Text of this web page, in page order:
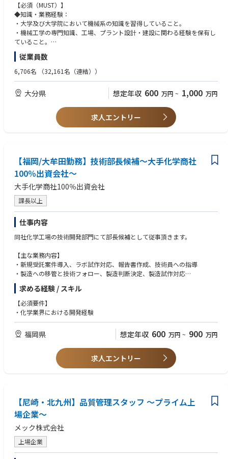
<部署のミッションにおけるポジションの位置づけ>
実務担当者としてプラントエンジニアリング業務を実施するポジション。
将来的には部下を率いてエンジニアリング業務を推進する役割を期待しま
す。
<職務内容>
(雇入れ直後)
・工場の増産・改良工事あるいは新規工場の建設の機械設計担当者とし
て、製造プロセス、設備予算、工期を意識しながら、設計業務を行う。設
計業務にあたっては、中長期の工場インフラ整備の視点を持ち、機械工学
・各種設備メーカーとの調整や発注業務、ならびに工事会社との調整も行
う。新規工場等の建設においては、基本計画段階からの機械設計業務およ
<やりがい>
成長ドライバーと位置づけられるアグロ＆ライフソリューション部門の主
力工場である大分工場において、
・企画・開発の初期段階からプロジェクトに関わり、自分の意見やアイデ
ィアを提案し織り込むことができます。
・機械設備の専門知識に加え、プロジェクト全体の流れや関係部門との連
携など、幅広い知識や経験を積むことができます。
・建設したプラントの完成後も、運転状況の確認や設備改造、不具合対応
など、長期的にプロジェクトに携わることで、機械エンジニアとしてのキ
ャリア向上が実感できます。
<キャリアパス>
工場・研究所の建設および機械設備の設計・保全・工事・運用に関する業
務を担当する。将来的には、これらの方針や戦略立案の一部を担い、生産
技術や、工務、エンジニアリング部の部門責任者となるキャリアパスを提
供する。
【必須（MUST）】
◆知識・業務経験：
・大学及び大学院において機械系の知識を習得していること。
・機械工学の専門知識、工場、プラント設計・建設に関わる経験を保有し
ていること。
・環境、保安、安全関係法令について一定の知識・経験を持っているこ
と。
◆人物像：コミュニケーション能力が高く、調整力、プレゼンテーション
◆学歴：大卒以上
【歓迎（WANT）】
◆知識・業務経験：
・化学又は石油化学系、医薬系のプラントの計装設計または保全業務経験
士、などの資格があればなお良い。
従業員数
6,706名 （32,161名（連結））
大分県 想定年収 600 万円 ~ 1,000 万円
求人エントリー
【福岡/大牟田勤務】技術部長候補～大手化学商社
100％出資会社～
大手化学商社100％出資会社
課長以上
仕事内容
同社化学工場の技術開発部門にて部長候補として従事頂きます。
【主な業務内容】
・新規受託案件導入、ラボ試作対応、報告書作成、技術員への指導
・製造への移管と技術フォロー、製造判断決定、製造試作対応
・分析・検査対応、品質保証、オリジナル製品開発、ISO対応
・営業との対応、顧客対応、展示会・宣伝活動の支援等
求める経験 / スキル
【必須要件】
・化学業界における開発経験
福岡県 想定年収 600 万円 ~ 900 万円
求人エントリー
【尼崎・北九州】品質管理スタッフ ～プライム上
場企業～
メック株式会社
上場企業